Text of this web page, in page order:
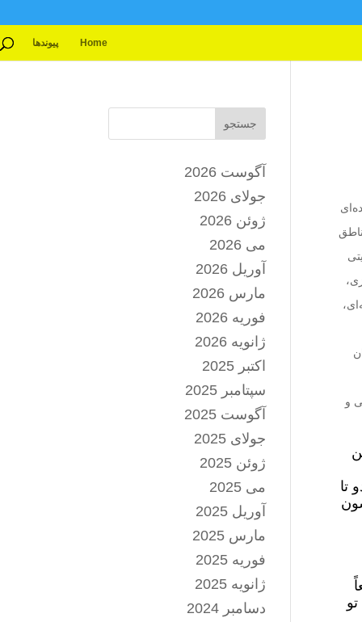
Home پیوندها
و
تا
جستجو
آگوست 2026
جولای 2026
ژوئن 2026
می 2026
آوریل 2026
مارس 2026
فوریه 2026
ژانویه 2026
اکتبر 2025
سپتامبر 2025
آگوست 2025
جولای 2025
ژوئن 2025
می 2025
آوریل 2025
مارس 2025
فوریه 2025
ژانویه 2025
دسامبر 2024